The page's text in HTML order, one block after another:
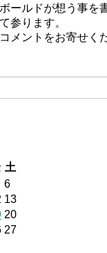
ールドが想う事を
参ります。
メントをお寄せく
土
6
13
20
27